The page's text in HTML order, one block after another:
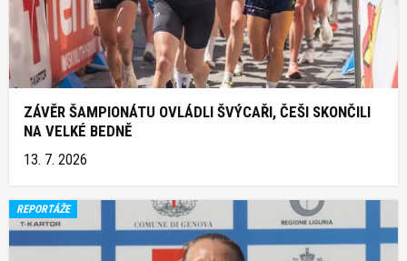
ZÁVĚR ŠAMPIONÁTU OVLÁDLI ŠVÝCAŘI, ČEŠI SKONČILI
NA VELKÉ BEDNĚ
13. 7. 2026
REPORTÁŽE